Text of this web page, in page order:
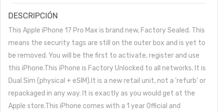
DESCRIPCIÓN
This Apple iPhone 17 Pro Max is brand new, Factory Sealed. This
means the security tags are still on the outer box and is yet to
be removed. You will be the first to activate, register and use
this iPhone.This iPhone is Factory Unlocked to all networks. It is
Dual Sim (physical + eSIM).It is a new retail unit, not a 'refurb' or
repackaged in any way. It is exactly as you would get at the
Apple store.This iPhone comes with a 1 year Official and